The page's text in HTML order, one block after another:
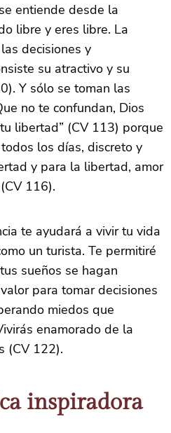
entiende desde la
libre y eres libre. La
decisiones y
su atractivo y su
Y sólo se toman las
no te confundan, Dios
libertad” (CV 113) porque
los días, discreto y
y para la libertad, amor
116).
te ayudará a vivir tu vida
un turista. Te permitiré
sueños se hagan
para tomar decisiones
miedos que
enamorado de la
(CV 122).
inspiradora